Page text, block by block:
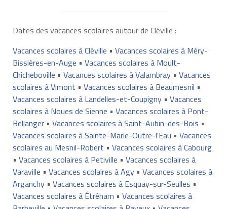
Dates des vacances scolaires autour de Cléville :
Vacances scolaires à Cléville • Vacances scolaires à Méry-
Bissières-en-Auge • Vacances scolaires à Moult-
Chicheboville • Vacances scolaires à Valambray• Vacances
scolaires à Vimont • Vacances scolaires à Beaumesnil •
Vacances scolaires à Landelles-et-Coupigny• Vacances
scolaires à Noues de Sienne • Vacances scolaires à Pont-
Bellanger• Vacances scolaires à Saint-Aubin-des-Bois •
Vacances scolaires à Sainte-Marie-Outre-l'Eau • Vacances
scolaires au Mesnil-Robert • Vacances scolaires à Cabourg
• Vacances scolaires à Petiville • Vacances scolaires à
Varaville • Vacances scolaires à Agy• Vacances scolaires à
Arganchy• Vacances scolaires à Esquay-sur-Seulles •
Vacances scolaires à Étréham • Vacances scolaires à